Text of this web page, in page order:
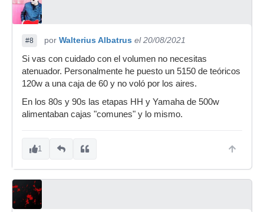
#8 por Walterius Albatrus el 20/08/2021
Si vas con cuidado con el volumen no necesitas
atenuador. Personalmente he puesto un 5150 de teóricos
120w a una caja de 60 y no voló por los aires.
En los 80s y 90s las etapas HH y Yamaha de 500w
alimentaban cajas "comunes" y lo mismo.
1